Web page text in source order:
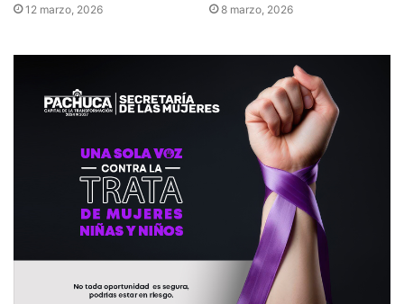
12 marzo, 2026 8 marzo, 2026